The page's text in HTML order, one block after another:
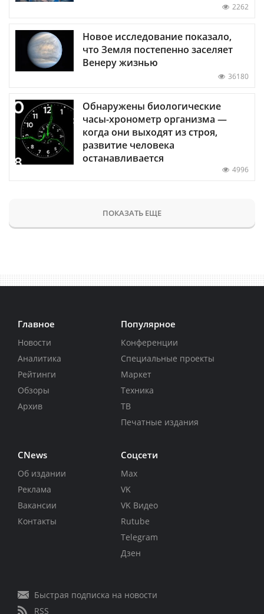
2262
Новое исследование показало,
что Земля постепенно заселяет
Венеру жизнью
36180
Обнаружены биологические
часы-хронометр организма —
когда они выходят из строя,
развитие человека
останавливается
4996
ПОКАЗАТЬ ЕЩЕ
Главное
Новости
Аналитика
Рейтинги
Обзоры
Архив
Популярное
Конференции
Специальные проекты
Маркет
Техника
ТВ
Печатные издания
CNews
Об издании
Реклама
Вакансии
Контакты
Соцсети
Max
VK
VK Видео
Rutube
Telegram
Дзен
Быстрая подписка на новости
RSS